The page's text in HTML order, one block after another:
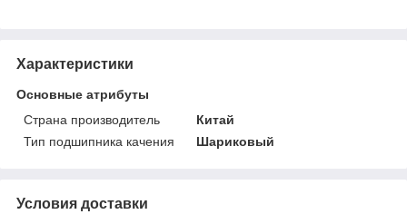
Характеристики
Основные атрибуты
Страна производитель
Китай
Тип подшипника качения
Шариковый
Условия доставки